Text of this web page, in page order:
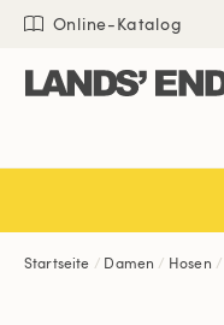
Direkt
Inhalt
Direkt
Navigation
Direkt
Suche
Online-Katalog
Startseite Damen Hosen